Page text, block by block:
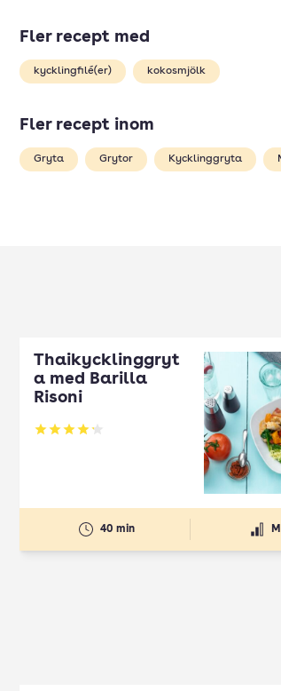
Fler recept med
kycklingfilé(er) kokosmjölk
Fler recept inom
Gryta Grytor Kycklinggryta
Thaikycklinggryt
a med Barilla
Risoni
Betyg: 4.17 av 5
40 min